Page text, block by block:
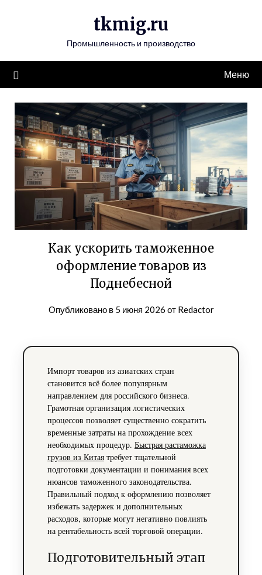
tkmig.ru
Промышленность и производство
Меню
Как ускорить таможенное
оформление товаров из
Поднебесной
Опубликовано в 5 июня 2026 от Redactor
Импорт товаров из азиатских стран
становится всё более популярным
направлением для российского бизнеса.
Грамотная организация логистических
процессов позволяет существенно сократить
временные затраты на прохождение всех
необходимых процедур. Быстрая растаможка
грузов из Китаятребует тщательной
подготовки документации и понимания всех
нюансов таможенного законодательства.
Правильный подход к оформлению позволяет
избежать задержек и дополнительных
расходов, которые могут негативно повлиять
на рентабельность всей торговой операции.
Подготовительный этап